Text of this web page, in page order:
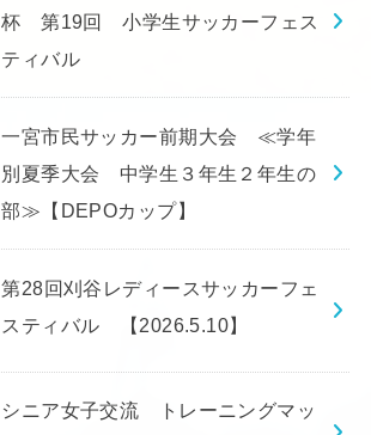
杯 第19回 小学生サッカーフェス
ティバル
一宮市民サッカー前期大会 ≪学年
別夏季大会 中学生３年生２年生の
部≫【DEPOカップ】
第28回刈谷レディースサッカーフェ
スティバル 【2026.5.10】
シニア女子交流 トレーニングマッ